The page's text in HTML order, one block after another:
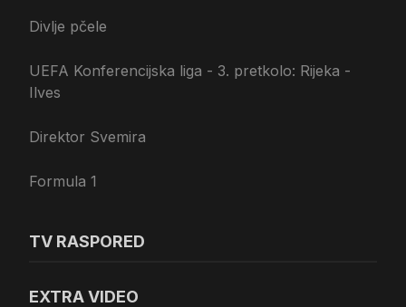
Divlje pčele
UEFA Konferencijska liga - 3. pretkolo: Rijeka -
Ilves
Direktor Svemira
Formula 1
TV RASPORED
EXTRA VIDEO